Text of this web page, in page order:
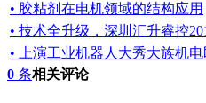
• 胶粘剂在电机领域的结构应用
• 技术全升级，深圳汇升睿控
• 上演工业机器人大秀大族机
0 条相关评论